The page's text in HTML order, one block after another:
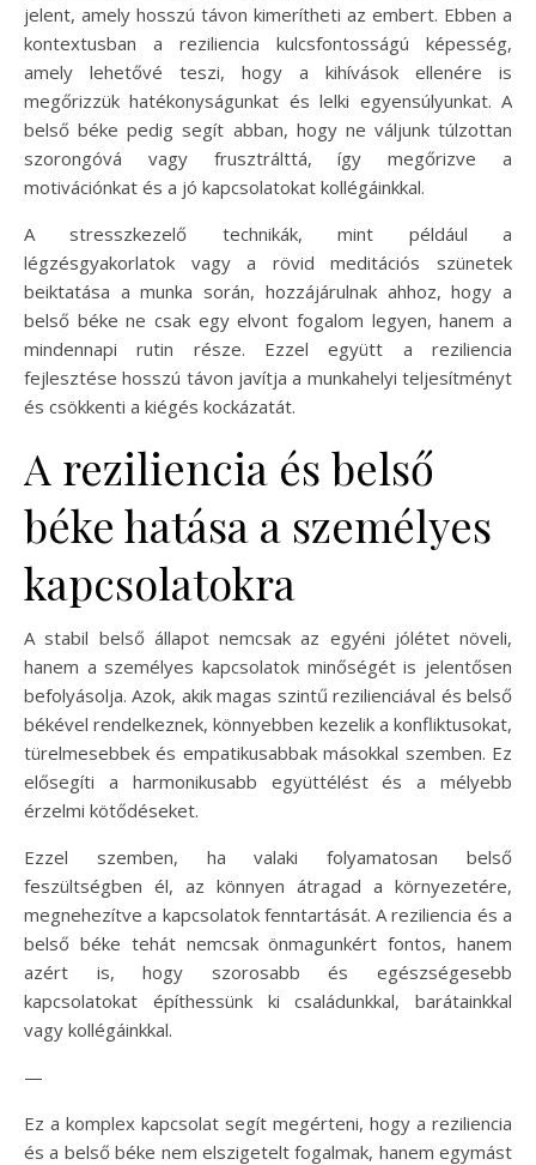
jelent, amely hosszú távon kimerítheti az embert. Ebben a
kontextusban a reziliencia kulcsfontosságú képesség,
amely lehetővé teszi, hogy a kihívások ellenére is
megőrizzük hatékonyságunkat és lelki egyensúlyunkat. A
belső béke pedig segít abban, hogy ne váljunk túlzottan
szorongóvá vagy frusztrálttá, így megőrizve a
motivációnkat és a jó kapcsolatokat kollégáinkkal.
A stresszkezelő technikák, mint például a
légzésgyakorlatok vagy a rövid meditációs szünetek
beiktatása a munka során, hozzájárulnak ahhoz, hogy a
belső béke ne csak egy elvont fogalom legyen, hanem a
mindennapi rutin része. Ezzel együtt a reziliencia
fejlesztése hosszú távon javítja a munkahelyi teljesítményt
és csökkenti a kiégés kockázatát.
A reziliencia és belső
béke hatása a személyes
kapcsolatokra
A stabil belső állapot nemcsak az egyéni jólétet növeli,
hanem a személyes kapcsolatok minőségét is jelentősen
befolyásolja. Azok, akik magas szintű rezilienciával és belső
békével rendelkeznek, könnyebben kezelik a konfliktusokat,
türelmesebbek és empatikusabbak másokkal szemben. Ez
elősegíti a harmonikusabb együttélést és a mélyebb
érzelmi kötődéseket.
Ezzel szemben, ha valaki folyamatosan belső
feszültségben él, az könnyen átragad a környezetére,
megnehezítve a kapcsolatok fenntartását. A reziliencia és a
belső béke tehát nemcsak önmagunkért fontos, hanem
azért is, hogy szorosabb és egészségesebb
kapcsolatokat építhessünk ki családunkkal, barátainkkal
vagy kollégáinkkal.
—
Ez a komplex kapcsolat segít megérteni, hogy a reziliencia
és a belső béke nem elszigetelt fogalmak, hanem egymást